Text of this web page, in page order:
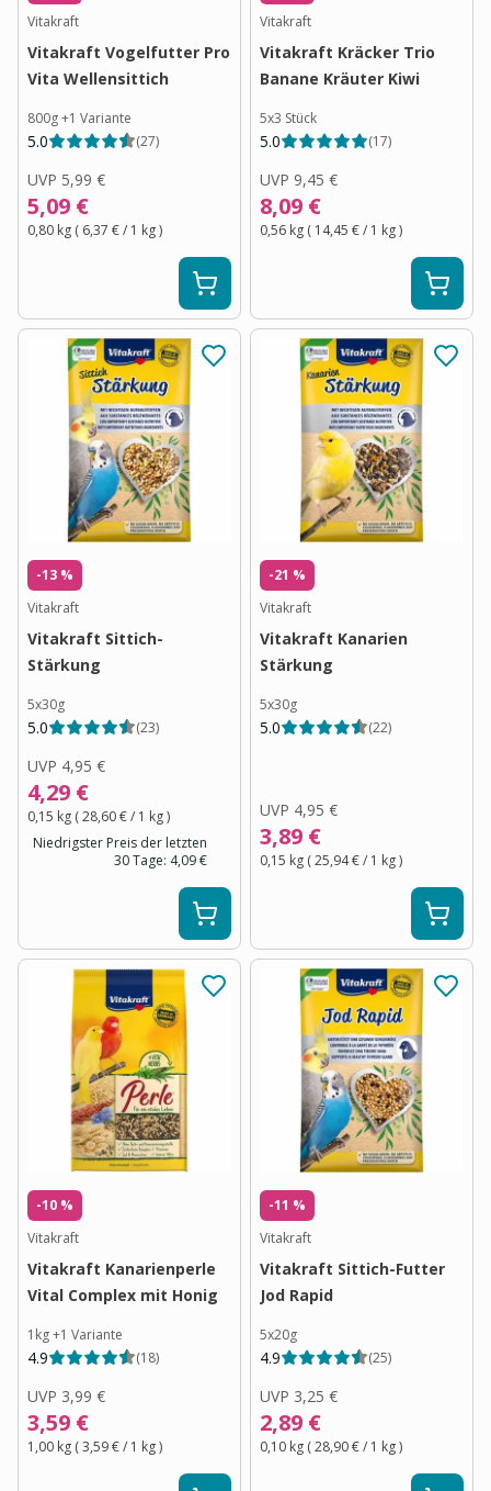
Vitakraft
Vitakraft Vogelfutter Pro
Vita Wellensittich
800g+1 Variante
5.0 (27)
UVP 5,99 €
5,09 €
0,80 kg ( 6,37 €/ 1 kg)
Vitakraft
Vitakraft Kräcker Trio
Banane Kräuter Kiwi
5x3 Stück
5.0 (17)
UVP 9,45 €
8,09 €
0,56 kg ( 14,45 €/ 1 kg)
-13 %
Vitakraft
Vitakraft Sittich-
Stärkung
5x30g
5.0 (23)
UVP 4,95 €
4,29 €
0,15 kg (28,60 €/ 1 kg)
Niedrigster Preis der letzten
30 Tage: 4,09 €
-21 %
Vitakraft
Vitakraft Kanarien
Stärkung
5x30g
5.0 (22)
UVP 4,95 €
3,89 €
0,15 kg (25,94 €/ 1 kg)
-10 %
Vitakraft
Vitakraft Kanarienperle
Vital Complex mit Honig
1kg+1 Variante
4.9 (18)
UVP 3,99 €
3,59 €
1,00 kg (3,59 €/ 1 kg)
-11 %
Vitakraft
Vitakraft Sittich-Futter
Jod Rapid
5x20g
4.9 (25)
UVP 3,25 €
2,89 €
0,10 kg (28,90 €/ 1 kg)